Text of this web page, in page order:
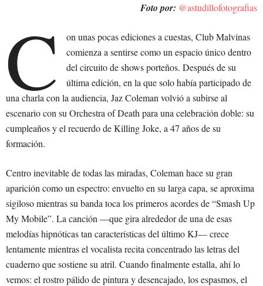
Foto por: @astudillofotografias
C
on unas pocas ediciones a cuestas, Club Malvinas
comienza a sentirse como un espacio único dentro
del circuito de shows porteños. Después de su
última edición, en la que solo había participado de
una charla con la audiencia, Jaz Coleman volvió a subirse al
escenario con su Orchestra of Death para una celebración doble: su
cumpleaños y el recuerdo de Killing Joke, a 47 años de su
formación.
Centro inevitable de todas las miradas, Coleman hace su gran
aparición como un espectro: envuelto en su larga capa, se aproxima
sigiloso mientras su banda toca los primeros acordes de “Smash Up
My Mobile”. La canción —que gira alrededor de una de esas
melodías hipnóticas tan características del último KJ— crece
lentamente mientras el vocalista recita concentrado las letras del
cuaderno que sostiene su atril. Cuando finalmente estalla, ahí lo
vemos: el rostro pálido de pintura y desencajado, los espasmos, el